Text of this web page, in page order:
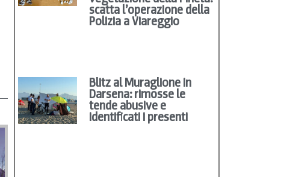
scatta l’operazione della
Polizia a Viareggio
Blitz al Muraglione in
Darsena: rimosse le
tende abusive e
identificati i presenti